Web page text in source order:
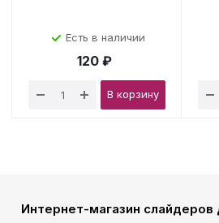
Есть в наличии
120 ₽
В корзину
Интернет-магазин слайдеров